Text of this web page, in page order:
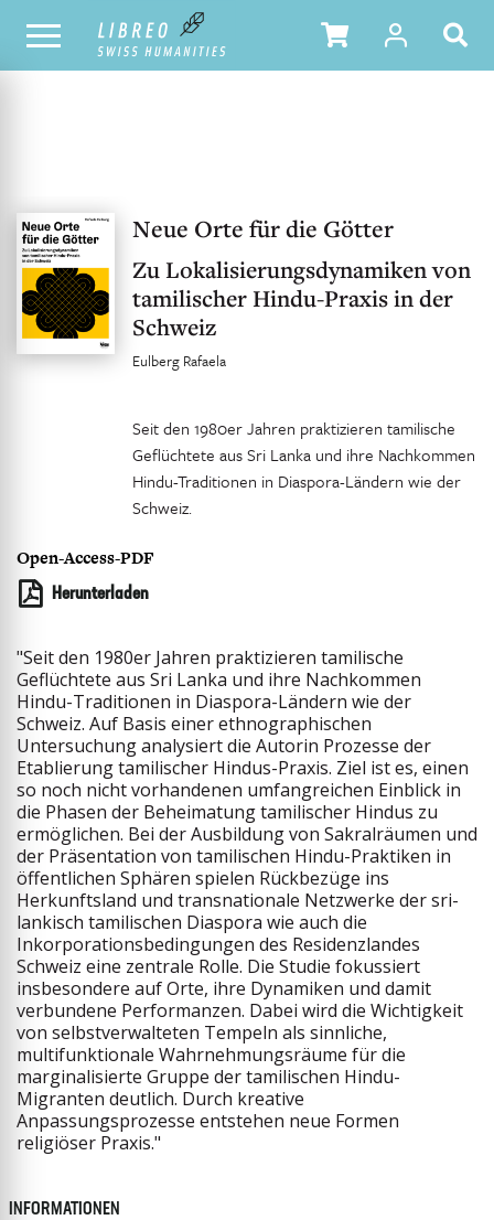
UNSER KATALOG INHALTSVERZEICHNIS
Neue Orte für die Götter
Zu Lokalisierungsdynamiken von
tamilischer Hindu-Praxis in der
Schweiz
Eulberg Rafaela
Seit den 1980er Jahren praktizieren tamilische
Geflüchtete aus Sri Lanka und ihre Nachkommen
Hindu-Traditionen in Diaspora-Ländern wie der
Schweiz.
Open-Access-PDF
Herunterladen
"Seit den 1980er Jahren praktizieren tamilische
Geflüchtete aus Sri Lanka und ihre Nachkommen
Hindu-Traditionen in Diaspora-Ländern wie der
Schweiz. Auf Basis einer ethnographischen
Untersuchung analysiert die Autorin Prozesse der
Etablierung tamilischer Hindus-Praxis. Ziel ist es, einen
so noch nicht vorhandenen umfangreichen Einblick in
die Phasen der Beheimatung tamilischer Hindus zu
ermöglichen. Bei der Ausbildung von Sakralräumen und
der Präsentation von tamilischen Hindu-Praktiken in
öffentlichen Sphären spielen Rückbezüge ins
Herkunftsland und transnationale Netzwerke der sri-
lankisch tamilischen Diaspora wie auch die
Inkorporationsbedingungen des Residenzlandes
Schweiz eine zentrale Rolle. Die Studie fokussiert
insbesondere auf Orte, ihre Dynamiken und damit
verbundene Performanzen. Dabei wird die Wichtigkeit
von selbstverwalteten Tempeln als sinnliche,
multifunktionale Wahrnehmungsräume für die
marginalisierte Gruppe der tamilischen Hindu-
Migranten deutlich. Durch kreative
Anpassungsprozesse entstehen neue Formen
religiöser Praxis."
INFORMATIONEN